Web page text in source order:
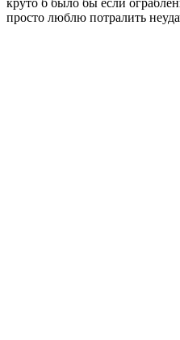
круто б было бы если
просто люблю потралить